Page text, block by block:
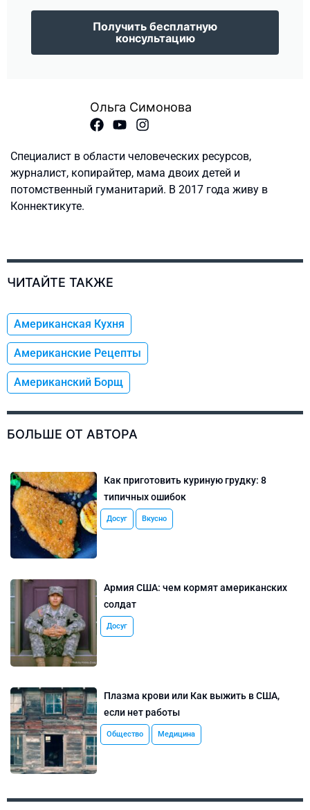
Получить бесплатную
консультацию
Ольга Симонова
Специалист в области человеческих ресурсов,
журналист, копирайтер, мама двоих детей и
потомственный гуманитарий. В 2017 года живу в
Коннектикуте.
ЧИТАЙТЕ ТАКЖЕ
Американская Кухня
Американские Рецепты
Американский Борщ
БОЛЬШЕ ОТ АВТОРА
Как приготовить куриную грудку: 8
типичных ошибок
Досуг Вкусно
Армия США: чем кормят американских
солдат
Досуг
Плазма крови или Как выжить в США,
если нет работы
Общество Медицина